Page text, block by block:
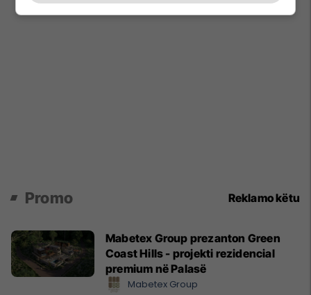
Promo Reklamo këtu
Mabetex Group prezanton Green
Coast Hills - projekti rezidencial
premium në Palasë
Mabetex Group